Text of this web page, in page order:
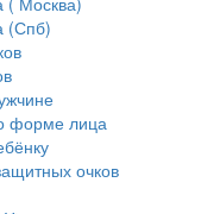
(Спб)
форме лица
очков